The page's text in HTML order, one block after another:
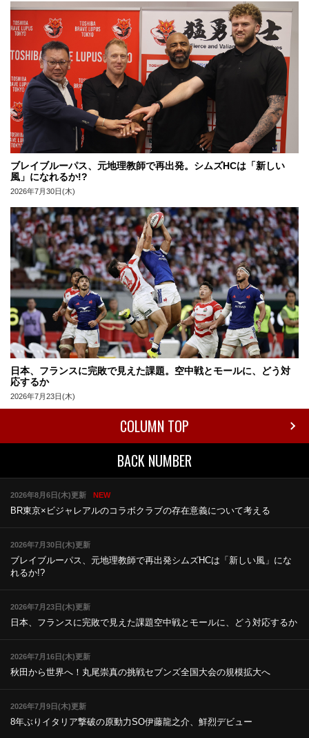
ブレイブルーパス、元地理教師で再出発。シムズHCは「新しい
風」になれるか!?
2026年7月30日(木)
日本、フランスに完敗で見えた課題。空中戦とモールに、どう対
応するか
2026年7月23日(木)
COLUMN TOP
BACK NUMBER
2026年8月6日(木)更新 NEW
BR東京×ビジャレアルのコラボクラブの存在意義について考える
2026年7月30日(木)更新
ブレイブルーパス、元地理教師で再出発シムズHCは「新しい風」にな
れるか!?
2026年7月23日(木)更新
日本、フランスに完敗で見えた課題空中戦とモールに、どう対応するか
2026年7月16日(木)更新
秋田から世界へ！丸尾崇真の挑戦セブンズ全国大会の規模拡大へ
2026年7月9日(木)更新
8年ぶりイタリア撃破の原動力SO伊藤龍之介、鮮烈デビュー